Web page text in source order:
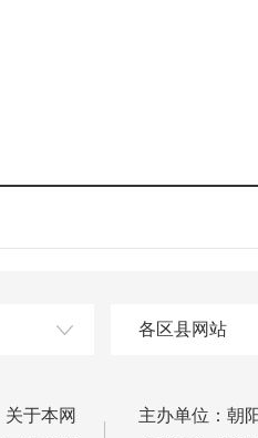
各区县网站
关于本网
主办单位：朝